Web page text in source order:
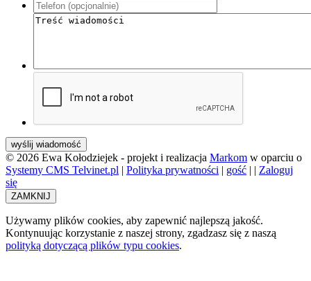
wyślij wiadomość
© 2026 Ewa Kołodziejek - projekt i realizacja Markom w oparciu o
Systemy CMS Telvinet.pl | Polityka prywatności | gość | | Zaloguj
się
ZAMKNIJ
Używamy plików cookies, aby zapewnić najlepszą jakość.
Kontynuując korzystanie z naszej strony, zgadzasz się z naszą
polityką dotyczącą plików typu cookies.